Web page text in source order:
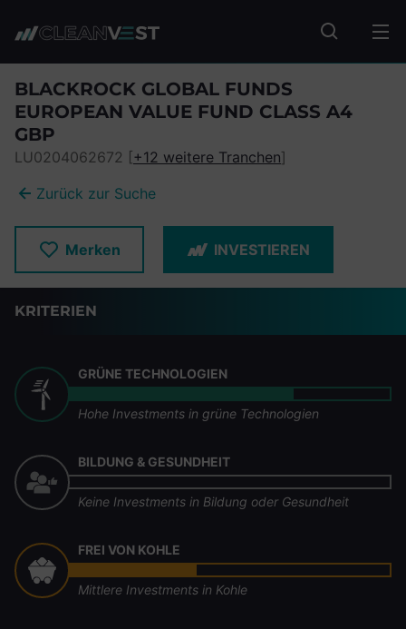
Fonds
BLACKROCK GLOBAL FUNDS
EUROPEAN VALUE FUND CLASS A4
GBP
LU0204062672 [+12 weitere Tranchen]
Zurück zur Suche
Merken INVESTIEREN
KRITERIEN
GRÜNE TECHNOLOGIEN
Hohe Investments in grüne Technologien
BILDUNG & GESUNDHEIT
Keine Investments in Bildung oder Gesundheit
FREI VON KOHLE
Mittlere Investments in Kohle